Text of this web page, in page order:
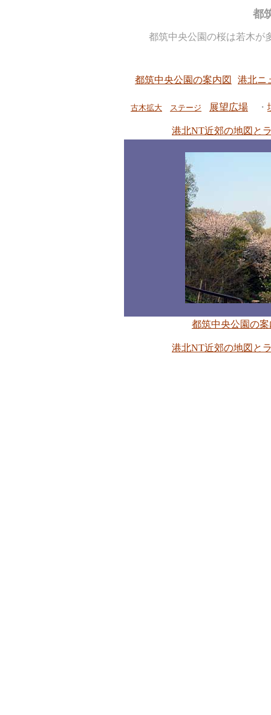
都
都筑中央公園の桜は若木が
都筑中央公園の案内図 港北ニ
古木拡大 ステージ 展望広場 ・
港北NT近郊の地図と
都筑中央公園の
港北NT近郊の地図と